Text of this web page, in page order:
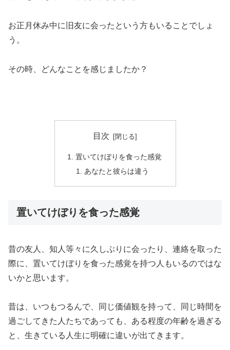
お正月休み中に旧友に会ったという方もいることでしょ
う。
その時、どんなことを感じましたか？
目次
置いてけぼりを食った感覚
あなたと彼らは違う
置いてけぼりを食った感覚
昔の友人、知人等々に久しぶりに会ったり、連絡を取った
際に、置いてけぼりを食った感覚を持つ人もいるのではな
いかと思います。
昔は、いつもつるんで、同じ価値観を持って、同じ時間を
過ごしてきた人たちであっても、ある程度の年齢を過ぎる
と、生きている人生に明確に違いが出てきます。